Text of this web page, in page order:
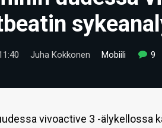
Juha Kokkonen Mobiili 9
vivoactive 3 -älykellossa